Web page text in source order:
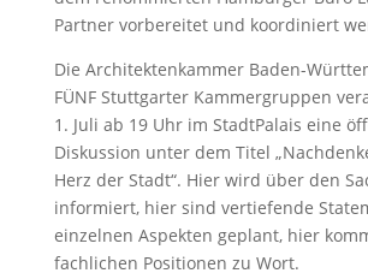
Partner vorbereitet und koordiniert
Die Architektenkammer Baden-
FÜNF Stuttgarter Kammergruppen
1. Juli ab 19 Uhr im StadtPalais eine
Diskussion unter dem Titel
Herz der Stadt“. Hier wird über den
informiert, hier sind vertiefende
einzelnen Aspekten geplant, hier
fachlichen Positionen zu Wort.